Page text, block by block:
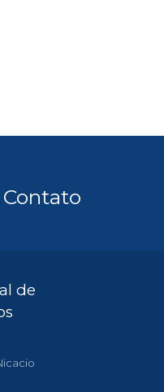
Contato
de